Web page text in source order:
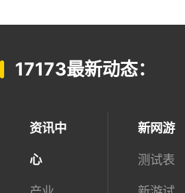
17173最新动态：
资讯中
心
新网游
测试表